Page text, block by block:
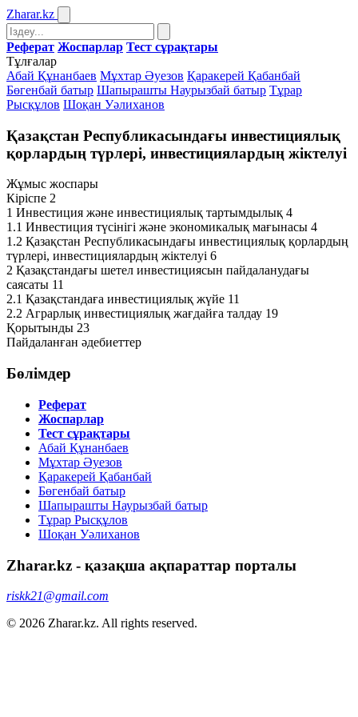
Zharar.kz
Реферат Жоспарлар Тест сұрақтары
Тұлғалар
Абай Құнанбаев Мұхтар Әуезов Қаракерей Қабанбай
Бөгенбай батыр Шапырашты Наурызбай батыр Тұрар
Рысқұлов Шоқан Уәлиханов
Қазақстан Республикасындағы инвестициялық
қорлардың түрлері, инвестициялардың жіктелуі
Жұмыс жоспары
Кіріспе 2
1 Инвестиция және инвестициялық тартымдылық 4
1.1 Инвестиция түсінігі және экономикалық мағынасы 4
1.2 Қазақстан Республикасындағы инвестициялық қорлардың
түрлері, инвестициялардың жіктелуі 6
2 Қазақстандағы шетел инвестициясын пайдаланудағы
саясаты 11
2.1 Қазақстандаға инвестициялық жүйе 11
2.2 Аграрлық инвестициялық жағдайға талдау 19
Қорытынды 23
Пайдаланған әдебиеттер
Бөлімдер
Реферат
Жоспарлар
Тест сұрақтары
Абай Құнанбаев
Мұхтар Әуезов
Қаракерей Қабанбай
Бөгенбай батыр
Шапырашты Наурызбай батыр
Тұрар Рысқұлов
Шоқан Уәлиханов
Zharar.kz - қазақша ақпараттар порталы
riskk21@gmail.com
© 2026 Zharar.kz. All rights reserved.